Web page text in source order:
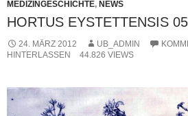
MEDIZINGESCHICHTE, NEWS
HORTUS EYSTETTENSIS 05
24. MÄRZ 2012 UB_ADMIN
HINTERLASSEN
44.826 VIEWS